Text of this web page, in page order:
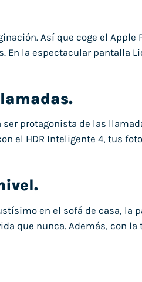
Así que coge el
En la espectacular pantalla
ser protagonista de las
el HDR Inteligente 4, tus
en el sofá de casa, la
que nunca. Además, con la